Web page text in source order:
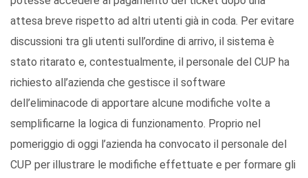
attesa breve rispetto ad altri utenti già in coda. Per evitare
discussioni tra gli utenti sull’ordine di arrivo, il sistema è
stato ritarato e, contestualmente, il personale del CUP ha
richiesto all’azienda che gestisce il software
dell’eliminacode di apportare alcune modifiche volte a
semplificarne la logica di funzionamento. Proprio nel
pomeriggio di oggi l’azienda ha convocato il personale del
CUP per illustrare le modifiche effettuate e per formare gli